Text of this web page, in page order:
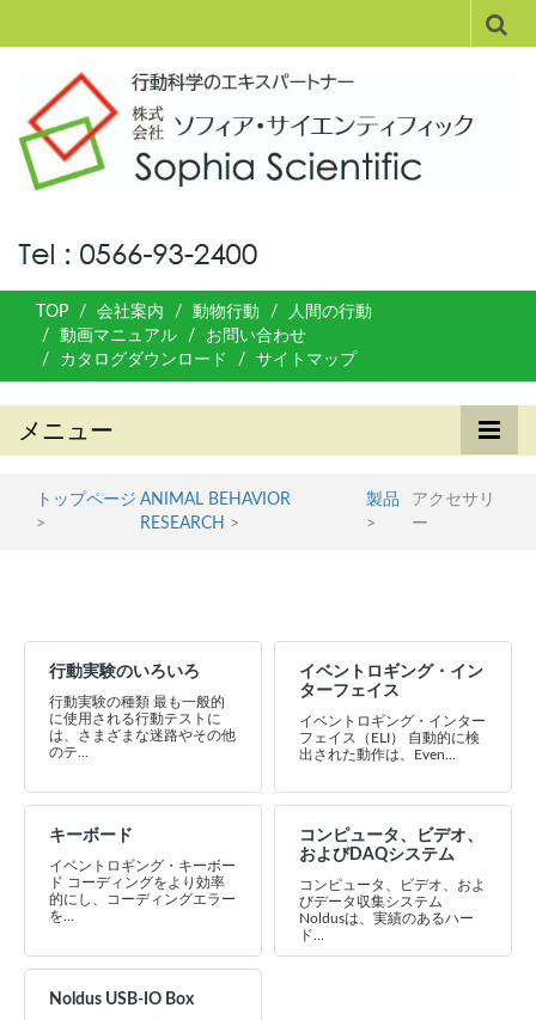
TOP 会社案内 動物行動
人間の行動
動画マニュアル
お問い合わせ
カタログダウンロード
サイトマップ
メニュー
トップページ
>
ANIMAL BEHAVIOR
RESEARCH >
製品
>
アクセサリ
ー
行動実験のいろいろ
行動実験の種類 最も一般的
に使用される行動テストに
は、さまざまな迷路やその他
のテ...
イベントロギング・イン
ターフェイス
イベントロギング・インター
フェイス（ELI） 自動的に検
出された動作は、Even...
キーボード
イベントロギング・キーボー
ド コーディングをより効率
的にし、コーディングエラー
を...
コンピュータ、ビデオ、
およびDAQシステム
コンピュータ、ビデオ、およ
びデータ収集システム
Noldusは、実績のあるハー
ド...
Noldus USB-IO Box